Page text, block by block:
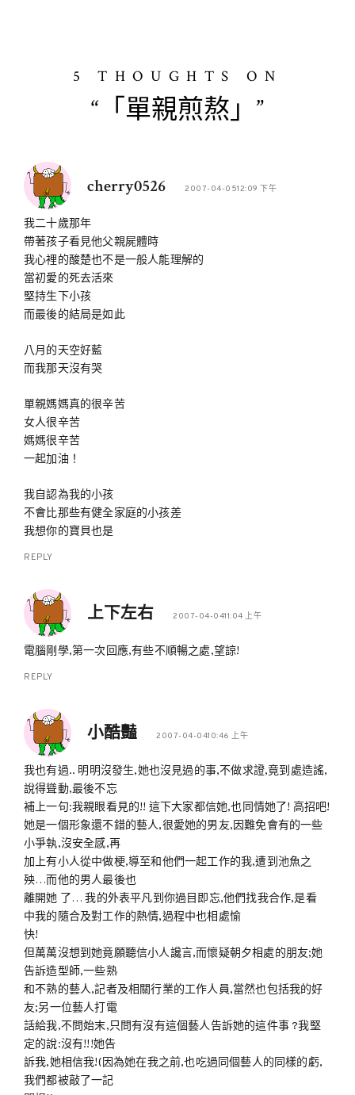
5 THOUGHTS ON
“「單親煎熬」”
cherry0526 2007-04-0512:09 下午
我二十歲那年
帶著孩子看見他父親屍體時
我心裡的酸楚也不是一般人能理解的
當初愛的死去活來
堅持生下小孩
而最後的結局是如此
八月的天空好藍
而我那天沒有哭
單親媽媽真的很辛苦
女人很辛苦
媽媽很辛苦
一起加油！
我自認為我的小孩
不會比那些有健全家庭的小孩差
我想你的寶貝也是
REPLY
上下左右 2007-04-0411:04 上午
電腦剛學,第一次回應,有些不順暢之處,望諒!
REPLY
小酷豔 2007-04-0410:46 上午
我也有過.. 明明沒發生,她也沒見過的事,不做求證,竟到處造謠,
說得聳動,最後不忘
補上一句:我親眼看見的!! 這下大家都信她,也同情她了! 高招吧!
她是一個形象還不錯的藝人,很愛她的男友,因難免會有的一些
小爭執,沒安全感,再
加上有小人從中做梗,導至和他們一起工作的我,遭到池魚之
殃…而他的男人最後也
離開她 了… 我的外表平凡到你過目即忘,他們找我合作,是看
中我的隨合及對工作的熱情,過程中也相處愉
快!
但萬萬沒想到她竟願聽信小人讒言,而懷疑朝夕相處的朋友;她
告訴造型師,一些熟
和不熟的藝人,記者及相關行業的工作人員,當然也包括我的好
友;另一位藝人打電
話給我,不問始末,只問有沒有這個藝人告訴她的這件事 ?我堅
定的說:沒有!!!她告
訴我,她相信我!(因為她在我之前,也吃過同個藝人的同樣的虧,
我們都被敲了一記